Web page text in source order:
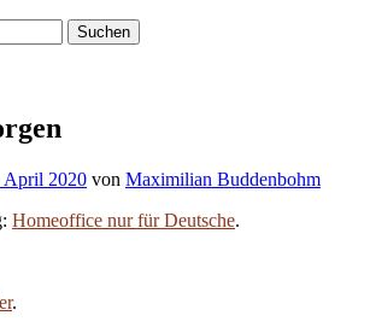
April 2020 von Maximilian Buddenbohm
Homeoffice nur für Deutsche.
.